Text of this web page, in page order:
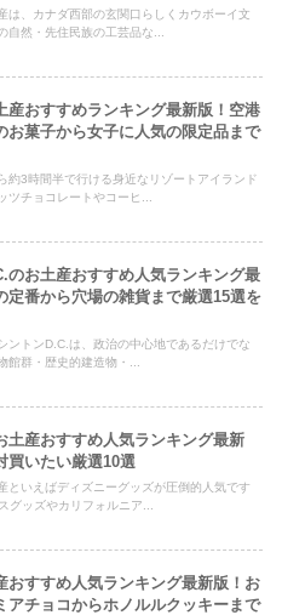
は、カナダ西部の玄関口らしくカウボーイ文
自然・先住民族の工芸品な...
産おすすめランキング最新版！空港
お菓子から女子に人気の限定品まで
約3時間半で行ける身近なリゾートアイランド
ツチョコレートやコーヒ...
のお土産おすすめ人気ランキング最
定番から穴場の雑貨まで厳選15選を
ントンD.C.は、政治の中心地であるだけでな
館群・歴史的建造物・...
土産おすすめ人気ランキング最新
買いたい厳選10選
といえばディズニーグッズが圧倒的人気です
グッズやカリフォルニア...
おすすめ人気ランキング最新版！お
アチョコからホノルルクッキーまで